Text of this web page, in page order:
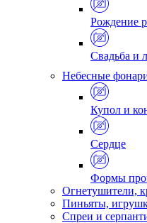
Рождение
Свадьба и
Небесные
Купол и
Сердце
Формы
Огнетушители,
Пиньяты,
Спреи и